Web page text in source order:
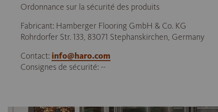
Ordonnance sur la sécurité des produits
Fabricant: Hamberger Flooring GmbH & Co. KG
Rohrdorfer Str. 133, 83071 Stephanskirchen, Germany
Contact: info@haro.com
Consignes de sécurité: --